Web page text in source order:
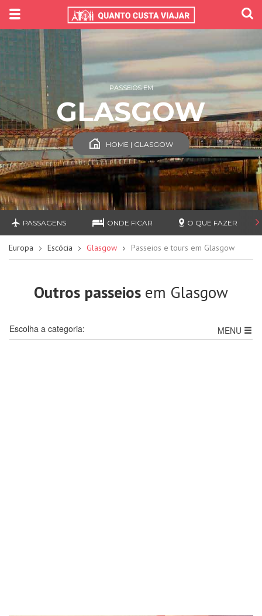
PASSEIOS EM
GLASGOW
HOME | GLASGOW
PASSAGENS ONDE FICAR O QUE FAZER
Europa Escócia Glasgow Passeios e tours em Glasgow
Outros passeios em Glasgow
MENU
Escolha a categoria: